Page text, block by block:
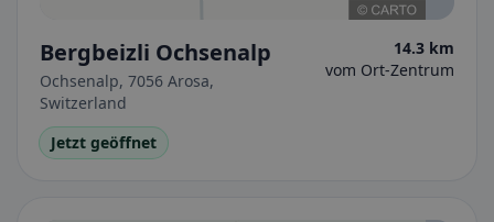
Bergbeizli Ochsenalp
Ochsenalp, 7056 Arosa,
Switzerland
14.3 km
vom Ort-Zentrum
Jetzt geöffnet